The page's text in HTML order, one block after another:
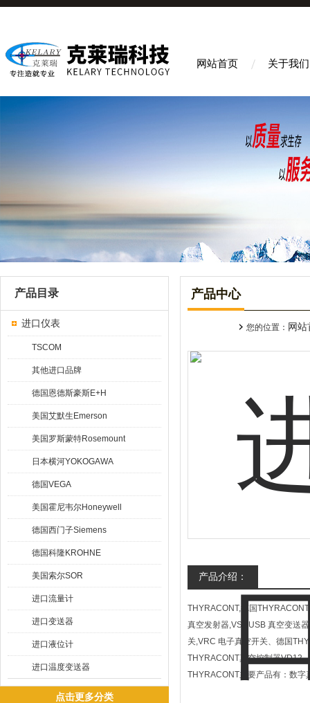
网站首页 关于我们
产品目录
进口仪表
TSCOM
其他进口品牌
德国恩德斯豪斯E+H
美国艾默生Emerson
美国罗斯蒙特Rosemount
日本横河YOKOGAWA
德国VEGA
美国霍尼韦尔Honeywell
德国西门子Siemens
德国科隆KROHNE
美国索尔SOR
进口流量计
进口变送器
进口液位计
进口温度变送器
点击更多分类
产品中心
您的位置： 网站
产品介绍：
THYRACONT,德国
真空发射器,VSCUSB 真空变送
关,VRC 电子真空开关、德国
THYRACONT真空控制器VD12
THYRACONT主要产品有：数